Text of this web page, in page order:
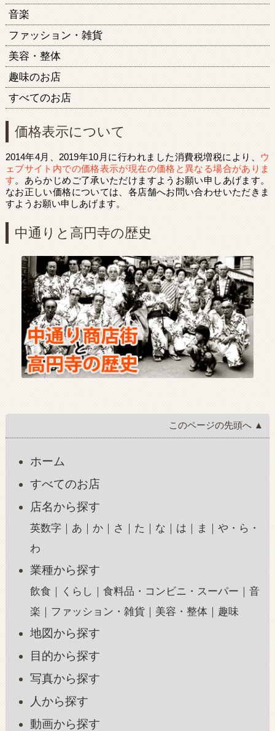
音楽
ファッション・雑貨
美容・整体
趣味のお店
すべてのお店
価格表示について
2014年4月、2019年10月に行われました消費税増税により、 ウ
ェブサイト内での価格表示が現在の価格と異なる場合がありま
す。あらかじめご了承いただけますようお願い申しあげます。
なお正しい価格については、各店舗へお問い合わせいただきま
すようお願い申しあげます。
中通りと高円寺の歴史
このページの先頭へ ▲
ホーム
すべてのお店
店名から探す
英数字 あ か さ た な は ま
や・ら・
わ
業種から探す
飲食 くらし 食料品・コンビニ・スーパー
音
楽
ファッション・雑貨 美容・整体 趣味
地図から探す
目的から探す
写真から探す
人から探す
動画から探す